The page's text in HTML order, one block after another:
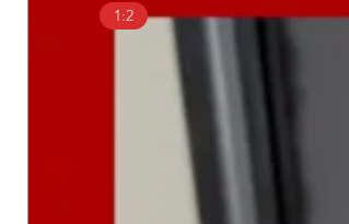
1:2